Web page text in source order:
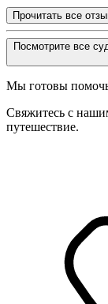
Прочитать все
Посмотрите все
Мы готовы
Свяжитесь с
путешествие.